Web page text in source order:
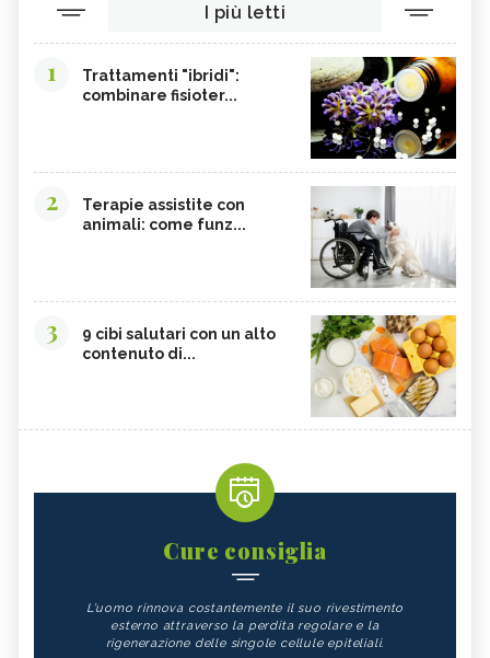
I più letti
1
Trattamenti "ibridi":
combinare fisioter...
2
Terapie assistite con
animali: come funz...
3
9 cibi salutari con un alto
contenuto di...
Cure consiglia
L'uomo rinnova costantemente il suo rivestimento
esterno attraverso la perdita regolare e la
rigenerazione delle singole cellule epiteliali.